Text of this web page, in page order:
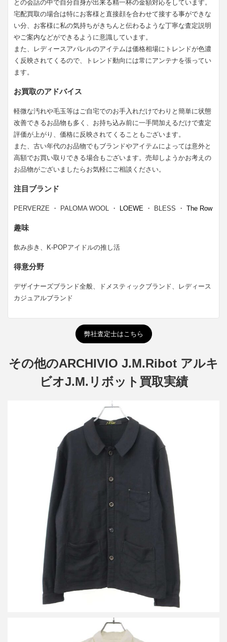
との会話の中で自分自身が出来る精一杯の金額対応をしています。
宅配買取の場合は特にお客様と直接顔を合わせて接する事ができな
い分、お客様に私の気持ちがきちんと伝わるような丁寧な査定説明
やご案内などができるように意識しています。
また、レディースアパレルのアイテムは価格相場にトレンドが色濃
く反映されてくるので、トレンド動向には常にアンテナを張ってい
ます。
お買取のアドバイス
軽微な汚れや毛玉等はご自宅でのお手入れだけでわりと簡単に状態
改善できるお品物も多く、お持ち込み前に一手間加えるだけで査定
評価が上がり、価格に反映されてくることもございます。
また、古い年代のお品物でもブランドやアイテムによっては意外と
高額でお買い取りできる場合もございます。売却しようかお考えの
お品物がございましたらお気軽にご相談ください。
注目ブランド
PERVERZE ・ PALOMA WOOL ・ LOEWE ・ BLESS ・The Row
趣味
飲み歩き、K-POPアイドルの推し活
得意分野
デザイナーズブランド全般、ドメスティックブランド、レディース
カジュアルブランド
弊社査定士はこちら
その他のARCHIVIO J.M.Ribot アルキ
ビオJ.M.リボット買取実績
アルキビオ J.M. リボット フレンチワークジャケット